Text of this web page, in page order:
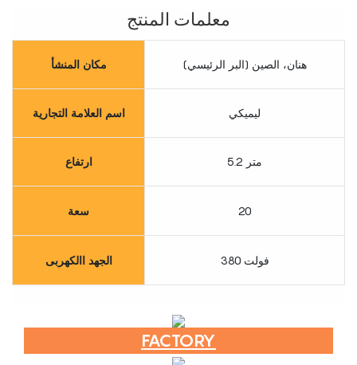
معلمات المنتج
مكان المنشأ هنان، الصين (البر الرئيسي)
اسم العلامة التجارية ليميكي
ارتفاع 5.2 متر
سعة 20
الجهد االكهربى 380 فولت
FACTORY